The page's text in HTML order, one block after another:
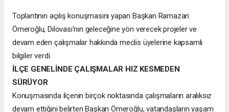
Toplantının açılış konuşmasını yapan Başkan Ramazan
Ömeroğlu, Dilovası'nın geleceğine yön verecek projeler ve
devam eden çalışmalar hakkında meclis üyelerine kapsamlı
bilgiler verdi.
İLÇE GENELİNDE ÇALIŞMALAR HIZ KESMEDEN
SÜRÜYOR
Konuşmasında ilçenin birçok noktasında çalışmaların aralıksız
devam ettiğini belirten Başkan Ömeroğlu, vatandaşların yaşam